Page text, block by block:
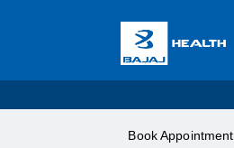
Book Appointment